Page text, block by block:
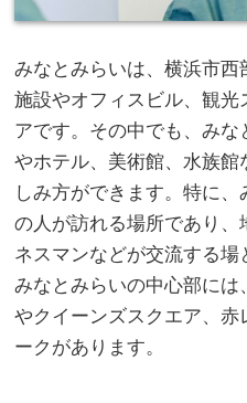
みなとみらいは、横浜市
施設やオフィスビル、観光
アです。 その中でも、みな
やホテル、美術館、水族
しみ方ができます。特に、
の人が訪れる場所であり
ネスマンなどが交流する場
みなとみらいの中心部に
やクイーンズスクエア、
ークがあります。